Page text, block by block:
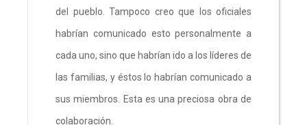
del pueblo. Tampoco creo que los oficiales
habrían comunicado esto personalmente a
cada uno, sino que habrían ido a los líderes de
las familias, y éstos lo habrían comunicado a
sus miembros. Esta es una preciosa obra de
colaboración.